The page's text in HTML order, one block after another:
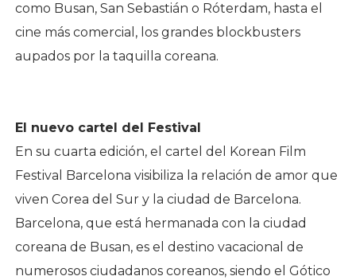
como Busan, San Sebastián o Róterdam, hasta el
cine más comercial, los grandes blockbusters
aupados por la taquilla coreana.
El nuevo cartel del Festival
En su cuarta edición, el cartel del Korean Film
Festival Barcelona visibiliza la relación de amor que
viven Corea del Sur y la ciudad de Barcelona.
Barcelona, que está hermanada con la ciudad
coreana de Busan, es el destino vacacional de
numerosos ciudadanos coreanos, siendo el Gótico